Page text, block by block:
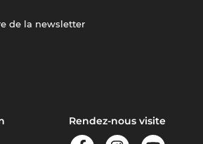
de la newsletter
Rendez-nous visite